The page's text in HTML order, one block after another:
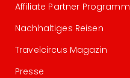
Affiliate Partner Programm
Nachhaltiges Reisen
Travelcircus Magazin
Presse